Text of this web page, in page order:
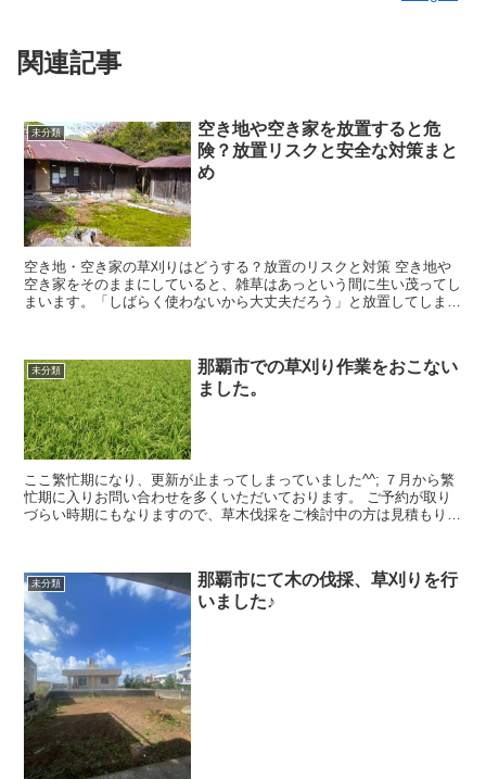
関連記事
未分類
空き地や空き家を放置すると危
険？放置リスクと安全な対策まと
め
空き地・空き家の草刈りはどうする？放置のリスクと対策 空き地や
空き家をそのままにしていると、雑草はあっという間に生い茂ってし
まいます。「しばらく使わないから大丈夫だろう」と放置してしまう
未分類
那覇市での草刈り作業をおこない
ました。
ここ繁忙期になり、更新が止まってしまっていました^^; ７月から繁
忙期に入りお問い合わせを多くいただいております。 ご予約が取り
づらい時期にもなりますので、草木伐採をご検討中の方は見積もりだ
未分類
那覇市にて木の伐採、草刈りを行
いました♪